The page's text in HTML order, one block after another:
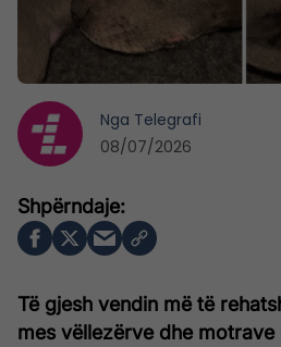
Të gjesh vendin më të
mes vëllezërve dhe
Nga Telegrafi
08/07/2026